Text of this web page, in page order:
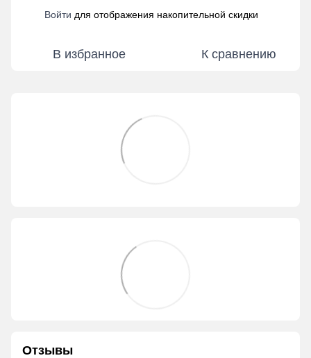
Войти для отображения накопительной скидки
В избранное К сравнению
Отзывы